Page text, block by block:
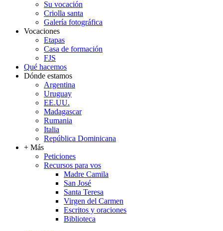
Su vocación
Criolla santa
Galería fotográfica
Vocaciones
Etapas
Casa de formación
FJS
Qué hacemos
Dónde estamos
Argentina
Uruguay
EE.UU.
Madagascar
Rumania
Italia
República Dominicana
+ Más
Peticiones
Recursos para vos
Madre Camila
San José
Santa Teresa
Virgen del Carmen
Escritos y oraciones
Biblioteca